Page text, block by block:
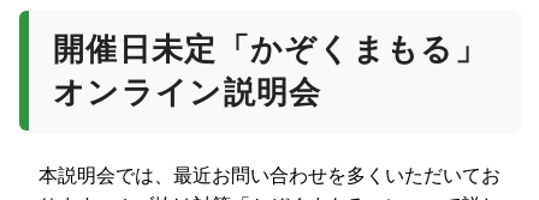
開催日未定「かぞくまもる」
オンライン説明会
本説明会では、最近お問い合わせを多くいただいてお